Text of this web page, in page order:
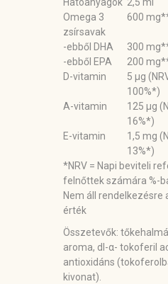
Omega 3
zsírsavak
600
-ebből DHA 300
-ebből EPA
200
D-vitamin
5 μg
100%*)
A-vitamin
125 μg
16%*)
E-vitamin
1,5 mg
13%*)
*NRV = Napi beviteli
felnőttek számára %-
Nem áll rendelkezésre
érték
Összetevők:
aroma, dl-α- tokoferil
antioxidáns
kivonat).